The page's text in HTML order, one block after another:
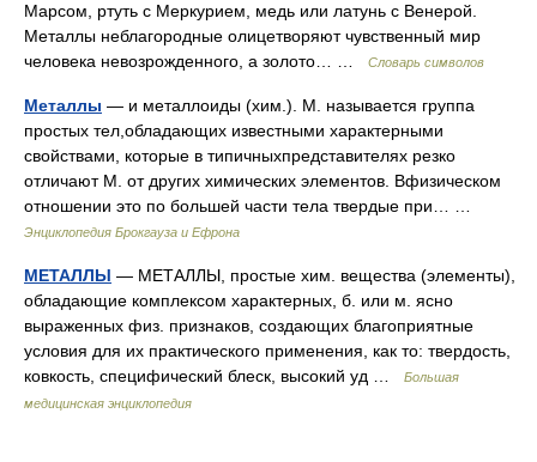
Марсом, ртуть с Меркурием, медь или латунь с Венерой.
Металлы неблагородные олицетворяют чувственный мир
человека невозрожденного, а золото… …
Словарь символов
Металлы — и металлоиды (хим.). М. называется группа
простых тел,обладающих известными характерными
свойствами, которые в типичныхпредставителях резко
отличают М. от других химических элементов. Вфизическом
отношении это по большей части тела твердые при… …
Энциклопедия Брокгауза и Ефрона
МЕТАЛЛЫ — МЕТАЛЛЫ, простые хим. вещества (элементы),
обладающие комплексом характерных, б. или м. ясно
выраженных физ. признаков, создающих благоприятные
условия для их практического применения, как то: твердость,
ковкость, специфический блеск, высокий уд …
Большая
медицинская энциклопедия